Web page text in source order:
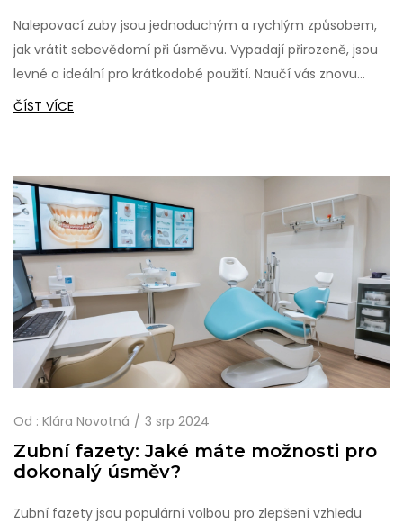
Nalepovací zuby jsou jednoduchým a rychlým způsobem,
jak vrátit sebevědomí při úsměvu. Vypadají přirozeně, jsou
levné a ideální pro krátkodobé použití. Naučí vás znovu
smát bez strachu.
ČÍST VÍCE
Od : Klára Novotná 3 srp 2024
Zubní fazety: Jaké máte možnosti pro
dokonalý úsměv?
Zubní fazety jsou populární volbou pro zlepšení vzhledu